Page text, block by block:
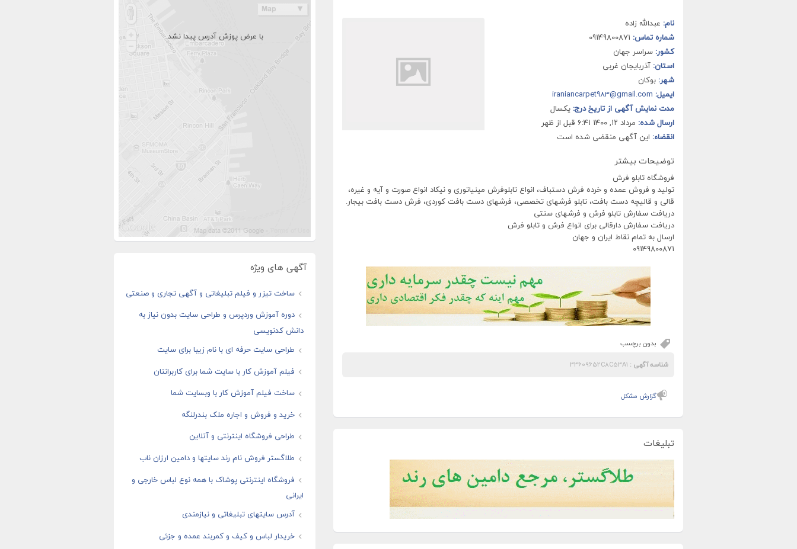
نام: عبدالله زاده
شماره تماس:
کشور: سراسر جهان
استان: آذربایجان غربی
شهر: بوکان
ایمیل: iraniancarpet983@gmail.com
مدت نمایش آگهی از تاریخ درج: یکسال
ارسال شده: مرداد ۱۲, ۱۴۰۰ ۶:۴۱ قبل از ظهر
انقضاء: این آگهی منقضی شده است
توضیحات بیشتر
فروشگاه تابلو فرش
تولید و فروش عمده و خرده فرش دستباف، انواع تابلوفرش مینیاتوری و نیکاد انواع صورت و آیه و غیره،
قالی و قالیچه دست بافت، تابلو فرشهای تخصصی، فرشهای دست بافت کوردی، فرش دست بافت بیجار.
دریافت سفارش تابلو فرش و فرشهای سنتی
دریافت سفارش دارقالی برای انواع فرش و تابلو فرش
ارسال به تمام نقاط ایران و جهان
09149800871
بدون برچسب
شناسه آگهی :
گزارش مشکل
تبلیغات
با عرض پوزش آدرس پیدا نشد.
آگهی های ویژه
ساخت تیزر و فیلم تبلیغاتی و آگهی تجاری و صنعتی
دوره آموزش وردپرس و طراحی سایت بدون نیاز به
دانش کدنویسی
طراحی سایت حرفه ای با نام زیبا برای سایت
فیلم آموزش کار با سایت شما برای کاربرانتان
ساخت فیلم آموزش کار با وبسایت شما
خرید و فروش و اجاره ملک بندرلنگه
طراحی فروشگاه اینترنتی و آنلاین
طلاگستر فروش نام رند سایتها و دامین ارزان ناب
فروشگاه اینترنتی پوشاک با همه نوع لباس خارجی و
ایرانی
آدرس سایتهای تبلیغاتی و نیازمندی
خریدار لباس و کیف و کمربند عمده و جزئی